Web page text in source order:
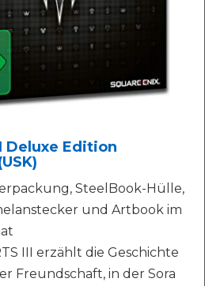
Deluxe Edition
SteelBook-Hülle,
und Artbook im
III erzählt die Geschichte
Freundschaft, in der Sora